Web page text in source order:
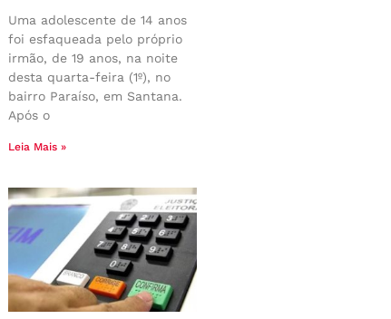
Uma adolescente de 14 anos
foi esfaqueada pelo próprio
irmão, de 19 anos, na noite
desta quarta-feira (1º), no
bairro Paraíso, em Santana.
Após o
Leia Mais »